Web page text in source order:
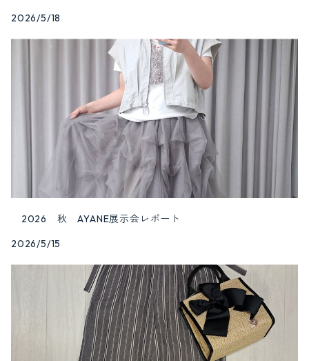
2026/5/18
2026 秋 AYANE展示会レポート
2026/5/15